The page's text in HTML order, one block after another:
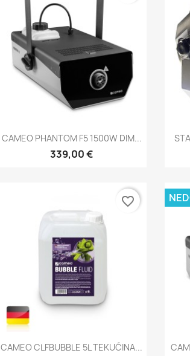
Brzi pregled
CAMEO PHANTOM F5 1500W DIM...
339,00 €
Brzi pregled
CAMEO CLFBUBBLE 5L TEKUĆINA...
favorite_border